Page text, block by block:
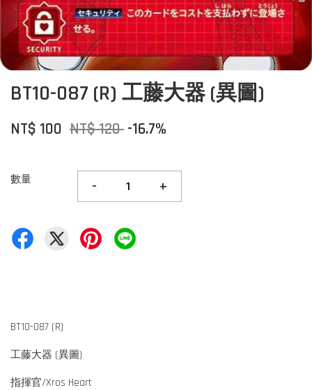
BT10-087 (R) 工藤大器 (異圖)
NT$ 100 NT$ 120 -16.7%
數量 - +
BT10-087 (R)
工藤大器 (異圖)
指揮官/Xros Heart